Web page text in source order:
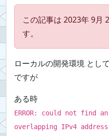
この記事は 2023年 9月
す。
ローカルの開発環境 とし
ですが
ある時
ERROR: could not find
overlapping IPv4